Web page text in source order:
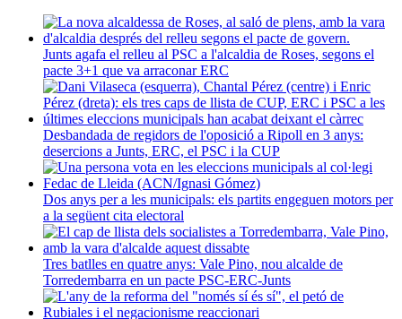
Junts agafa el relleu al PSC a l'alcaldia de Roses, segons el
pacte 3+1 que va arraconar ERC
Desbandada de regidors de l'oposició a Ripoll en 3 anys:
desercions a Junts, ERC, el PSC i la CUP
Dos anys per a les municipals: els partits engeguen motors per
a la següent cita electoral
Tres batlles en quatre anys: Vale Pino, nou alcalde de
Torredembarra en un pacte PSC-ERC-Junts